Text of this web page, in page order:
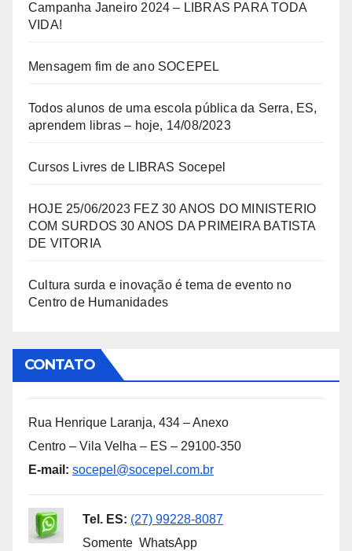
Campanha Janeiro 2024 – LIBRAS PARA TODA
VIDA!
Mensagem fim de ano SOCEPEL
Todos alunos de uma escola pública da Serra, ES,
aprendem libras – hoje, 14/08/2023
Cursos Livres de LIBRAS Socepel
HOJE 25/06/2023 FEZ 30 ANOS DO MINISTERIO
COM SURDOS 30 ANOS DA PRIMEIRA BATISTA
DE VITORIA
Cultura surda e inovação é tema de evento no
Centro de Humanidades
CONTATO
Rua Henrique Laranja, 434 – Anexo
Centro – Vila Velha – ES – 29100-350
E-mail: socepel@socepel.com.br
Tel. ES: (27) 99228-8087
Somente WhatsApp